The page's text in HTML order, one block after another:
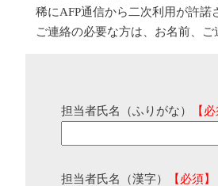
稀にAFP通信から二次利用が許
ご連絡の必要な方は、お名前、
担当者氏名（ふりがな） 【必
担当者氏名（漢字） 【必須】